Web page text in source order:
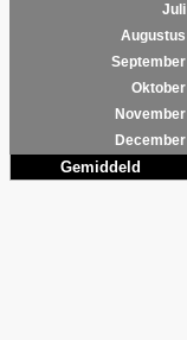
Juli
Augustus
September
Oktober
November
December
Gemiddeld